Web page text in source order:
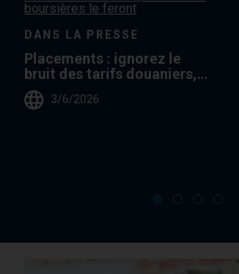
DANS LA PRESSE
Placements : ignorez le
bruit des tarifs douaniers,
les valeurs boursières le
feront3/6/2026